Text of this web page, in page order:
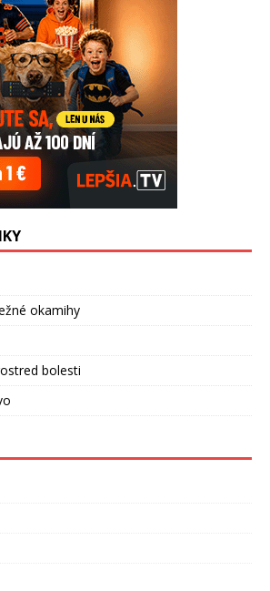
okamihy
bolesti